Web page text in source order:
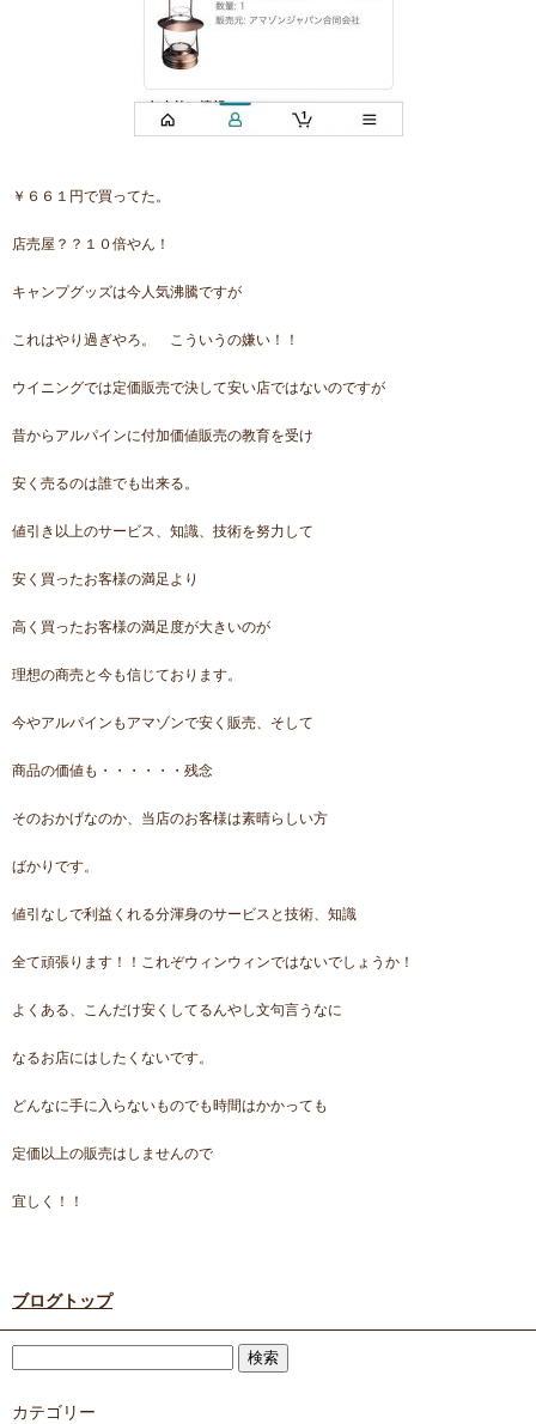
￥６６１円で買ってた。
店売屋？？１０倍やん！
キャンプグッズは今人気沸騰ですが
これはやり過ぎやろ。 こういうの嫌い！！
ウイニングでは定価販売で決して安い店ではないのですが
昔からアルパインに付加価値販売の教育を受け
安く売るのは誰でも出来る。
値引き以上のサービス、知識、技術を努力して
安く買ったお客様の満足より
高く買ったお客様の満足度が大きいのが
理想の商売と今も信じております。
今やアルパインもアマゾンで安く販売、そして
商品の価値も・・・・・・残念
そのおかげなのか、当店のお客様は素晴らしい方
ばかりです。
値引なしで利益くれる分渾身のサービスと技術、知識
全て頑張ります！！これぞウィンウィンではないでしょうか！
よくある、こんだけ安くしてるんやし文句言うなに
なるお店にはしたくないです。
どんなに手に入らないものでも時間はかかっても
定価以上の販売はしませんので
宜しく！！
ブログトップ
カテゴリー